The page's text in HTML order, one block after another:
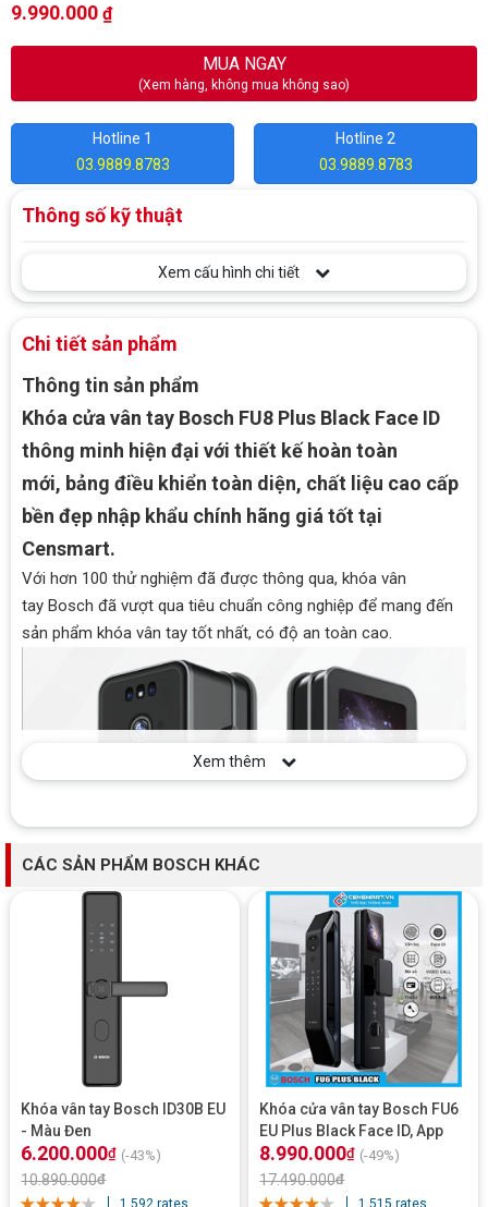
9.990.000 ₫
MUA NGAY
(Xem hàng, không mua không sao)
Hotline 1
03.9889.8783
Hotline 2
03.9889.8783
Thông số kỹ thuật
Xem cấu hình chi tiết
Chi tiết sản phẩm
Thông tin sản phẩm
Khóa cửa vân tay Bosch FU8 Plus Black Face ID
thông minh hiện đại với thiết kế hoàn toàn
mới, bảng điều khiển toàn diện, chất liệu cao cấp
bền đẹp nhập khẩu chính hãng giá tốt tại
Censmart.
Với hơn 100 thử nghiệm đã được thông qua, khóa vân
tay Bosch đã vượt qua tiêu chuẩn công nghiệp để mang đến
sản phẩm khóa vân tay tốt nhất, có độ an toàn cao.
Xem thêm
CÁC SẢN PHẨM BOSCH KHÁC
Khóa vân tay Bosch ID30B EU
- Màu Đen
6.200.000₫ (-43%)
10.890.000₫
Khóa cửa vân tay Bosch FU6
EU Plus Black Face ID, App
Wifi
8.990.000₫ (-49%)
17.490.000₫